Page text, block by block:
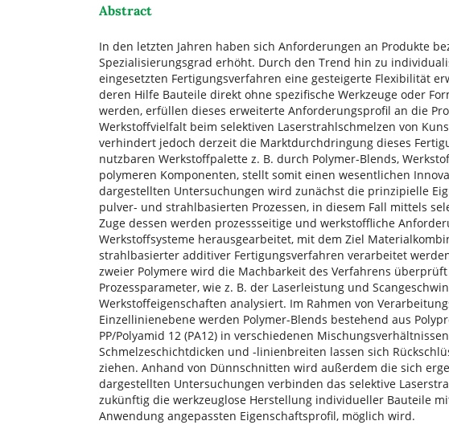
Abstract
In den letzten Jahren haben sich Anforderungen an Produkte
Spezialisierungsgrad erhöht. Durch den Trend hin zu
eingesetzten Fertigungsverfahren eine gesteigerte Flexibilität
deren Hilfe Bauteile direkt ohne spezifische Werkzeuge oder
werden, erfüllen dieses erweiterte Anforderungsprofil an die
Werkstoffvielfalt beim selektiven Laserstrahlschmelzen von
verhindert jedoch derzeit die Marktdurchdringung dieses
nutzbaren Werkstoffpalette z. B. durch Polymer-Blends,
polymeren Komponenten, stellt somit einen wesentlichen
dargestellten Untersuchungen wird zunächst die prinzipielle
pulver- und strahlbasierten Prozessen, in diesem Fall mittels
Zuge dessen werden prozessseitige und werkstoffliche
Werkstoffsysteme herausgearbeitet, mit dem Ziel
strahlbasierter additiver Fertigungsverfahren verarbeitet
zweier Polymere wird die Machbarkeit des Verfahrens
Prozessparameter, wie z. B. der Laserleistung und
Werkstoffeigenschaften analysiert. Im Rahmen von
Einzellinienebene werden Polymer-Blends bestehend aus
PP/Polyamid 12 (PA12) in verschiedenen
Schmelzeschichtdicken und -linienbreiten lassen sich
ziehen. Anhand von Dünnschnitten wird außerdem die sich
dargestellten Untersuchungen verbinden das selektive
zukünftig die werkzeuglose Herstellung individueller Bauteile
Anwendung angepassten Eigenschaftsprofil, möglich wird.